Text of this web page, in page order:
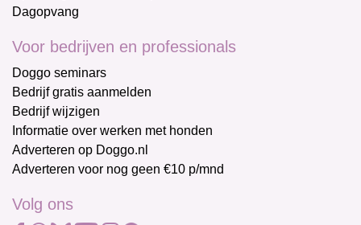
Dagopvang
Voor bedrijven en professionals
Doggo seminars
Bedrijf gratis aanmelden
Bedrijf wijzigen
Informatie over werken met honden
Adverteren op Doggo.nl
Adverteren voor nog geen €10 p/mnd
Volg ons